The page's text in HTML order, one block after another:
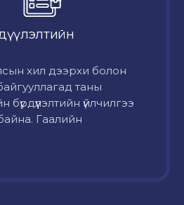
хил дээрхи болон
таны
үйлчилгээ
байна. Гаалийн